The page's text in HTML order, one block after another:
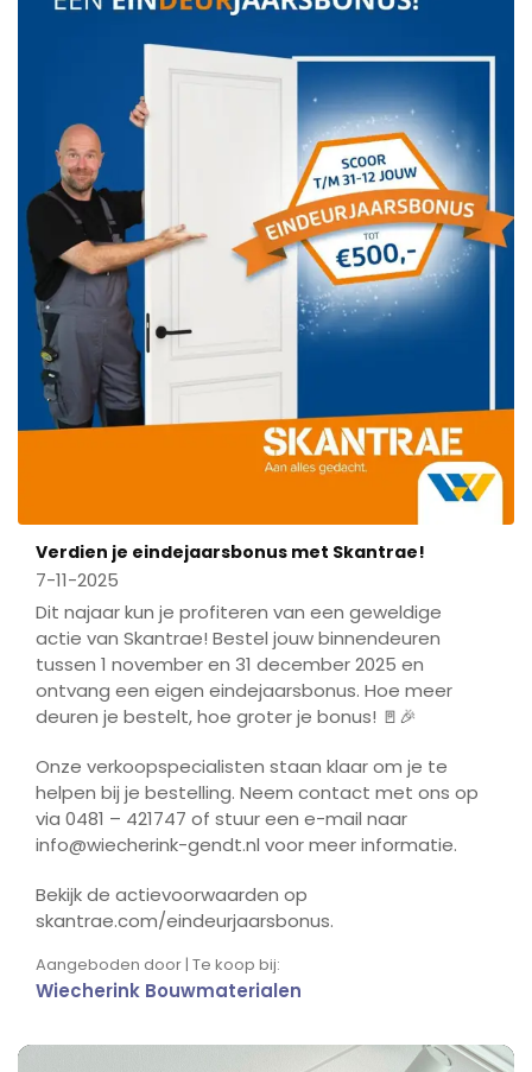
Verdien je eindejaarsbonus met Skantrae!
7-11-2025
Dit najaar kun je profiteren van een geweldige
actie van Skantrae! Bestel jouw binnendeuren
tussen 1 november en 31 december 2025 en
ontvang een eigen eindejaarsbonus. Hoe meer
deuren je bestelt, hoe groter je bonus! 🚪🎉
Onze verkoopspecialisten staan klaar om je te
helpen bij je bestelling. Neem contact met ons op
via 0481 – 421747 of stuur een e-mail naar
info@wiecherink-gendt.nl voor meer informatie.
Bekijk de actievoorwaarden op
skantrae.com/eindeurjaarsbonus.
Aangeboden door | Te koop bij:
Wiecherink Bouwmaterialen